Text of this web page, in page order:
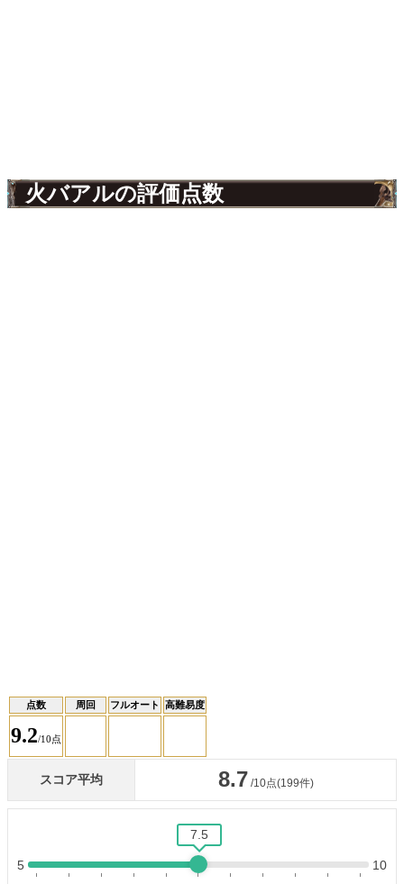
火バアルの評価点数
点数 周回 フルオート 高難易度
9.2/10点